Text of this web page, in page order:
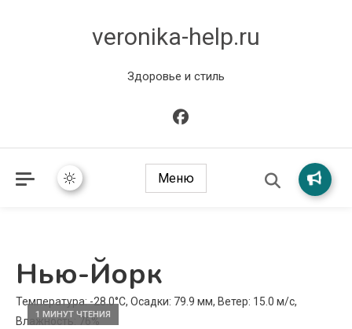
veronika-help.ru
Здоровье и стиль
Меню
Нью-Йорк
1 МИНУТ ЧТЕНИЯ
Температура: -28.0°C, Осадки: 79.9 мм, Ветер: 15.0 м/с,
Влажность: 76%